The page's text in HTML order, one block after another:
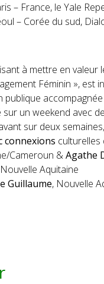
– France, le Yale
– Corée du sud,
à mettre en
Féminin »,
un weekend avec
sur deux
connexions culturelles
Cameroun &Agathe
Aquitaine
Guillaume, Nouvelle